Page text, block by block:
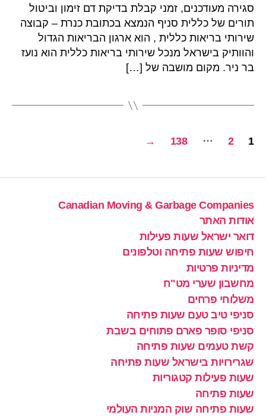
סגירה מעודכנים, זמני קבלת בדיקת דם זימון וביטול
תורים של כללית סניף הנמצא בכתובת כנרת – קבוצה
שירותי בריאות כללית , הוא ארגון הבריאות הגדול
והוותיק בישראל מנכל שירותי בריאות כללית הוא נועז
בר ניר. מקום מושבה של […]
Posts1
2
…
138
→
Canadian Moving & Garbage Companies
אודות האתר
דואר ישראל שעות פעילות
חיפוש שעות פתיחה וטלפונים
מדיניות פרטיות
מחשבון שערי מט"ח
משלוחי פרחים
סניפי טיב טעם שעות פתיחה
סניפי סופר פארם פתוחים בשבת
קשת טעמים שעות פתיחה
שגרירויות בישראל שעות פתיחה
שעות פעילות קטגוריות
שעות פתיחה
שעות פתיחה שוק המניות העולמי